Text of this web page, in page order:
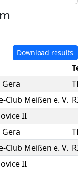
Download results
Gera
Club Meißen e. V.
II
Gera
Club Meißen e. V.
II